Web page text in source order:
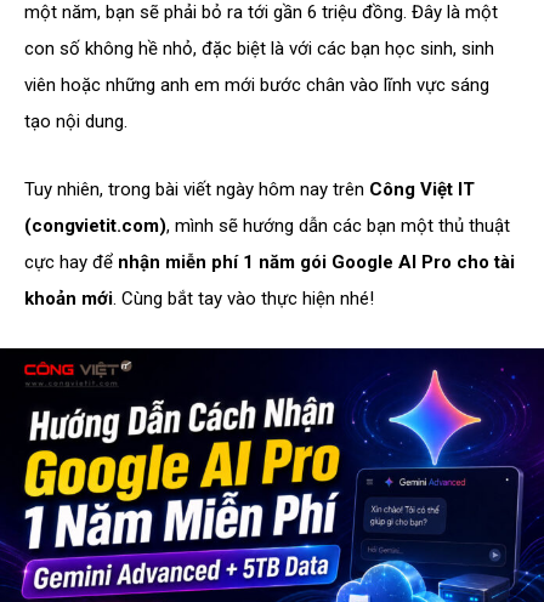
một năm, bạn sẽ phải bỏ ra tới gần 6 triệu đồng. Đây là một
con số không hề nhỏ, đặc biệt là với các bạn học sinh, sinh
viên hoặc những anh em mới bước chân vào lĩnh vực sáng
tạo nội dung.
Tuy nhiên, trong bài viết ngày hôm nay trên Công Việt IT
(congvietit.com), mình sẽ hướng dẫn các bạn một thủ thuật
cực hay để nhận miễn phí 1 năm gói Google AI Pro cho tài
khoản mới. Cùng bắt tay vào thực hiện nhé!